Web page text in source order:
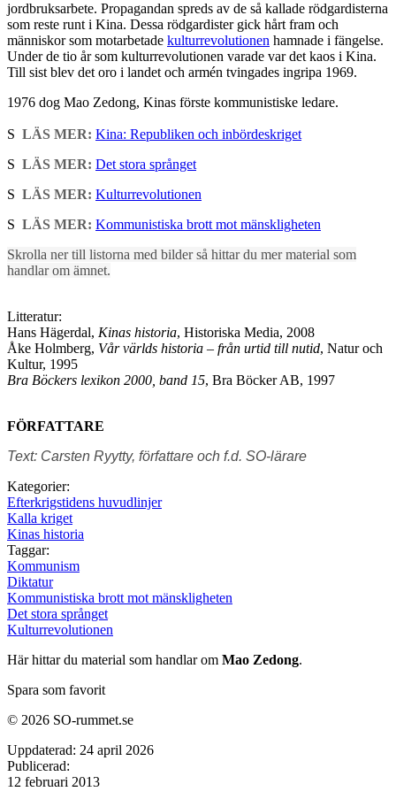
jordbruksarbete. Propagandan spreds av de så kallade rödgardisterna
som reste runt i Kina. Dessa rödgardister gick hårt fram och
människor som motarbetade kulturrevolutionen hamnade i fängelse.
Under de tio år som kulturrevolutionen varade var det kaos i Kina.
Till sist blev det oro i landet och armén tvingades ingripa 1969.
1976 dog Mao Zedong, Kinas förste kommunistiske ledare.
S LÄS MER: Kina: Republiken och inbördeskriget
S LÄS MER: Det stora språnget
S LÄS MER: Kulturrevolutionen
S LÄS MER: Kommunistiska brott mot mänskligheten
Skrolla ner till listorna med bilder så hittar du mer material som
handlar om ämnet.
Litteratur:
Hans Hägerdal, Kinas historia, Historiska Media, 2008
Åke Holmberg, Vår världs historia – från urtid till nutid, Natur och
Kultur, 1995
Bra Böckers lexikon 2000, band 15, Bra Böcker AB, 1997
FÖRFATTARE
Text: Carsten Ryytty, författare och f.d. SO-lärare
Kategorier:
Efterkrigstidens huvudlinjer
Kalla kriget
Kinas historia
Taggar:
Kommunism
Diktatur
Kommunistiska brott mot mänskligheten
Det stora språnget
Kulturrevolutionen
Här hittar du material som handlar om Mao Zedong.
Spara som favorit
© 2026 SO-rummet.se
Uppdaterad: 24 april 2026
Publicerad:
12 februari 2013